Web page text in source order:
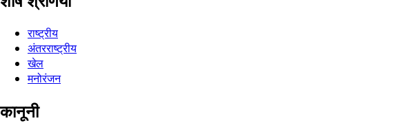
राष्ट्रीय
अंतरराष्ट्रीय
खेल
मनोरंजन
कानूनी